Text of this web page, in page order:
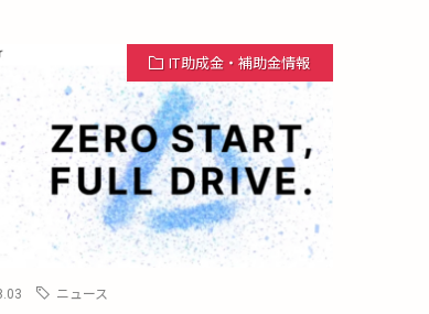
IT助成金・補助金情報
ニュース